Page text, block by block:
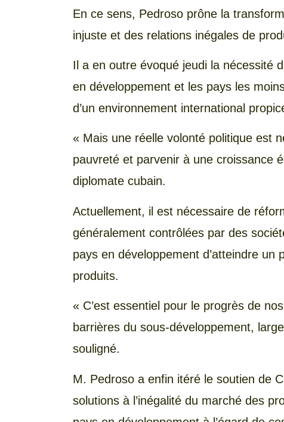
En ce sens, Pedroso prône la
injuste et des relations inégales de
Il a en outre évoqué jeudi la nécessité
en développement et les pays les
d’un environnement international
« Mais une réelle volonté politique est
pauvreté et parvenir à une croissance
diplomate cubain.
Actuellement, il est nécessaire de
généralement contrôlées par des
pays en développement d’atteindre un
produits.
« C’est essentiel pour le progrès de
barrières du sous-développement,
souligné.
M. Pedroso a enfin itéré le soutien de
solutions à l’inégalité du marché des